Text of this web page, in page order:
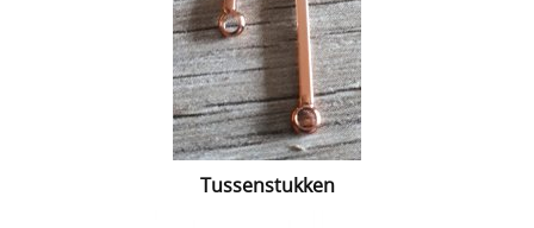
Tussenstukken